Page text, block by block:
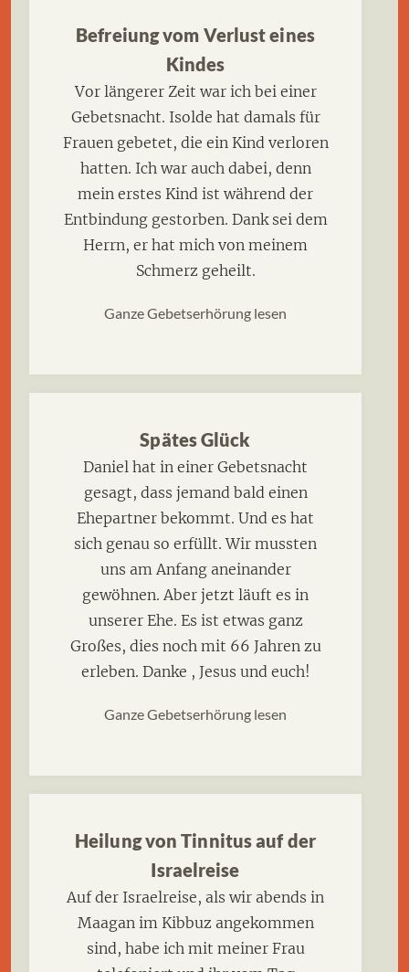
Befreiung vom Verlust eines
Kindes
Vor längerer Zeit war ich bei einer
Gebetsnacht. Isolde hat damals für
Frauen gebetet, die ein Kind verloren
hatten. Ich war auch dabei, denn
mein erstes Kind ist während der
Entbindung gestorben. Dank sei dem
Herrn, er hat mich von meinem
Schmerz geheilt.
Ganze Gebetserhörung lesen
Spätes Glück
Daniel hat in einer Gebetsnacht
gesagt, dass jemand bald einen
Ehepartner bekommt. Und es hat
sich genau so erfüllt. Wir mussten
uns am Anfang aneinander
gewöhnen. Aber jetzt läuft es in
unserer Ehe. Es ist etwas ganz
Großes, dies noch mit 66 Jahren zu
erleben. Danke , Jesus und euch!
Ganze Gebetserhörung lesen
Heilung von Tinnitus auf der
Israelreise
Auf der Israelreise, als wir abends in
Maagan im Kibbuz angekommen
sind, habe ich mit meiner Frau